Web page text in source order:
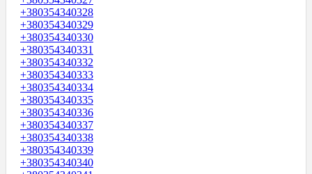
+380354340328
+380354340329
+380354340330
+380354340331
+380354340332
+380354340333
+380354340334
+380354340335
+380354340336
+380354340337
+380354340338
+380354340339
+380354340340